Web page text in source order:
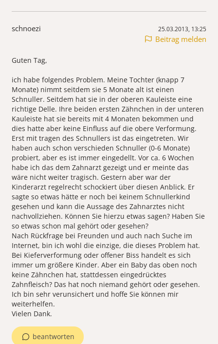
schnoezi 25.03.2013, 13:25
Beitrag melden
Guten Tag,
ich habe folgendes Problem. Meine Tochter (knapp 7
Monate) nimmt seitdem sie 5 Monate alt ist einen
Schnuller. Seitdem hat sie in der oberen Kauleiste eine
richtige Delle. Ihre beiden ersten Zähnchen in der unteren
Kauleiste hat sie bereits mit 4 Monaten bekommen und
dies hatte aber keine Einfluss auf die obere Verformung.
Erst mit tragen des Schnullers ist das eingetreten. Wir
haben auch schon verschieden Schnuller (0-6 Monate)
probiert, aber es ist immer eingedellt. Vor ca. 6 Wochen
habe ich das dem Zahnarzt gezeigt und er meinte das
wäre nicht weiter tragisch. Gestern aber war der
Kinderarzt regelrecht schockiert über diesen Anblick. Er
sagte so etwas hätte er noch bei keinem Schnullerkind
gesehen und kann die Aussage des Zahnarztes nicht
nachvollziehen. Können Sie hierzu etwas sagen? Haben Sie
so etwas schon mal gehört oder gesehen?
Nach Rückfrage bei Freunden und auch nach Suche im
Internet, bin ich wohl die einzige, die dieses Problem hat.
Bei Kieferverformung oder offener Biss handelt es sich
immer um größere Kinder. Aber ein Baby das oben noch
keine Zähnchen hat, stattdessen eingedrücktes
Zahnfleisch? Das hat noch niemand gehört oder gesehen.
Ich bin sehr verunsichert und hoffe Sie können mir
weiterhelfen.
Vielen Dank.
beantworten